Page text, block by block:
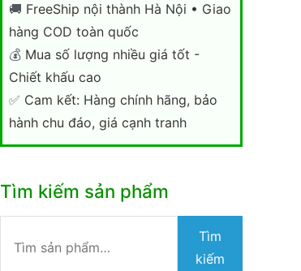
🚚 FreeShip nội thành Hà Nội • Giao
hàng COD toàn quốc
💰 Mua số lượng nhiều giá tốt -
Chiết khấu cao
✅ Cam kết: Hàng chính hãng, bảo
hành chu đáo, giá cạnh tranh
Tìm kiếm sản phẩm
kiếm:
Tìm
kiếm